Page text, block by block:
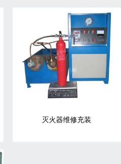
灭火器维修充装